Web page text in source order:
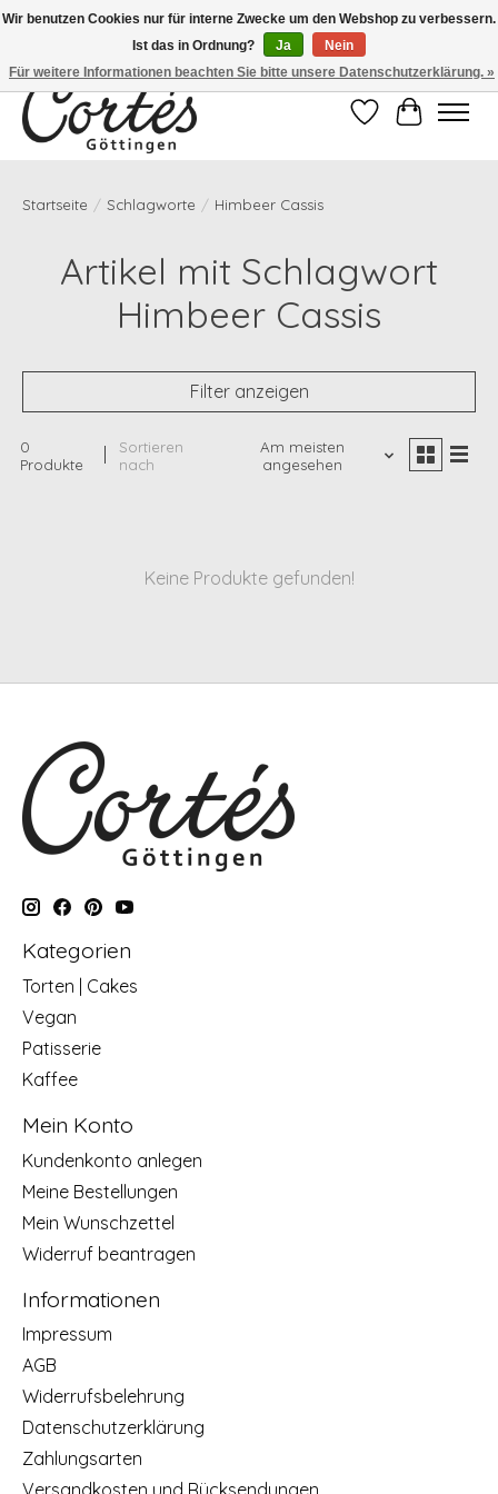
Eines der besten Cafés Deutschlands!
Wunschzettel
Ihr
Startseite / Schlagworte / Himbeer Cassis
Artikel mit Schlagwort
Himbeer Cassis
Filter anzeigen
0
Produkte
Sortieren
nach
Am meisten
angesehen
Keine Produkte gefunden!
Kategorien
Torten | Cakes
Vegan
Patisserie
Kaffee
Mein Konto
Kundenkonto anlegen
Meine Bestellungen
Mein Wunschzettel
Widerruf beantragen
Informationen
Impressum
AGB
Widerrufsbelehrung
Datenschutzerklärung
Zahlungsarten
Wir benutzen Cookies nur für interne Zwecke um den Webshop zu verbessern.
Ist das in Ordnung?
Ja
Nein
Für weitere Informationen beachten Sie bitte unsere Datenschutzerklärung. »